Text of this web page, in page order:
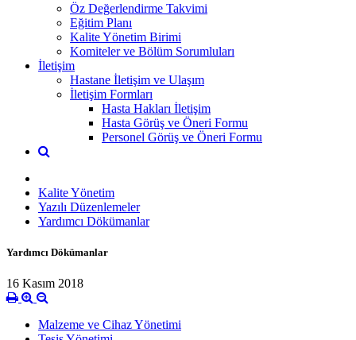
Öz Değerlendirme Takvimi
Eğitim Planı
Kalite Yönetim Birimi
Komiteler ve Bölüm Sorumluları
İletişim
Hastane İletişim ve Ulaşım
İletişim Formları
Hasta Hakları İletişim
Hasta Görüş ve Öneri Formu
Personel Görüş ve Öneri Formu
Kalite Yönetim
Yazılı Düzenlemeler
Yardımcı Dökümanlar
Yardımcı Dökümanlar
16 Kasım 2018
Malzeme ve Cihaz Yönetimi